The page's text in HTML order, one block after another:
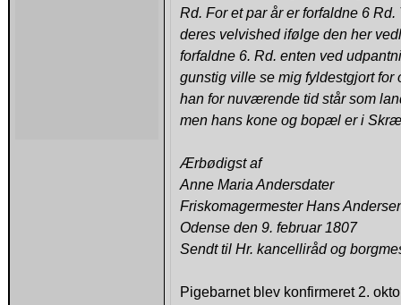
Rd. For et par år er forfaldne 6
deres velvished ifølge den her
forfaldne 6. Rd. enten ved
gunstig ville se mig fyldestgjort
han for nuværende tid står som
men hans kone og bopæl er i
Ærbødigst af
Anne Maria Andersdater
Friskomagermester Hans
Odense den 9. februar 1807
Sendt til Hr. kancelliråd og
Pigebarnet blev konfirmeret 2.